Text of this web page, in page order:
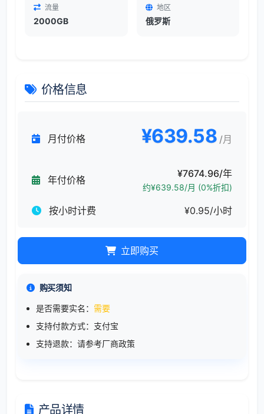
流量
2000GB
地区
俄罗斯
价格信息
月付价格 ¥639.58 /月
年付价格
¥7674.96/年
约¥639.58/月 (0%折扣)
按小时计费 ¥0.95/小时
立即购买
购买须知
是否需要实名： 需要
支持付款方式：支付宝
支持退款：请参考厂商政策
产品详情